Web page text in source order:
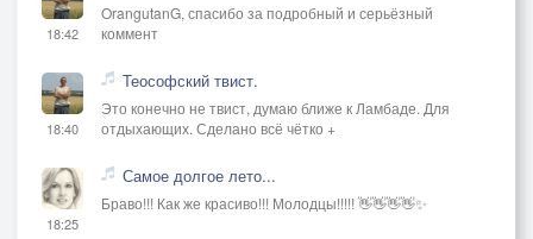
18:42
OrangutanG, спасибо за подробный и серьёзный
коммент
18:40
Теософский твист.
Это конечно не твист, думаю ближе к Ламбаде. Для
отдыхающих. Сделано всё чётко +
18:25
Самое долгое лето...
Браво!!! Как же красиво!!! Молодцы!!!!! 👋👋👋👋✨